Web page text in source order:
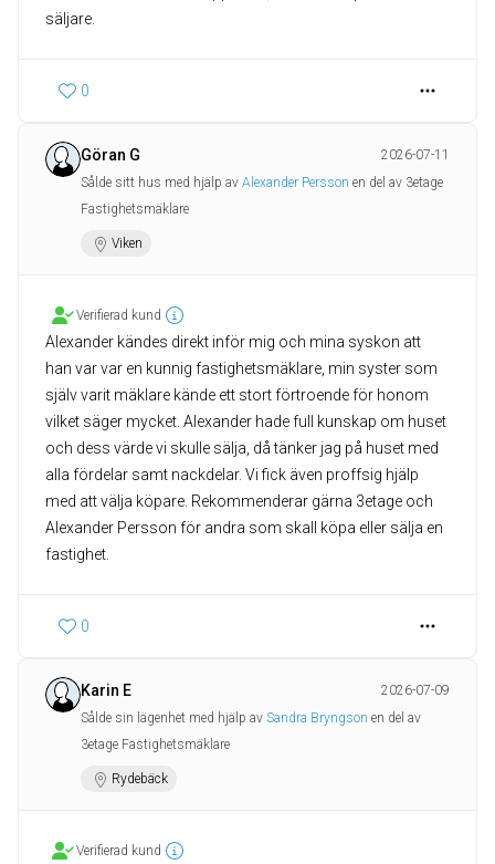
säljare.
0
Göran G
2026-07-11
Sålde sitt hus med hjälp av Alexander Persson en del av 3etage
Fastighetsmäklare
Viken
Verifierad kund
Alexander kändes direkt inför mig och mina syskon att
han var var en kunnig fastighetsmäklare, min syster som
själv varit mäklare kände ett stort förtroende för honom
vilket säger mycket. Alexander hade full kunskap om huset
och dess värde vi skulle sälja, då tänker jag på huset med
alla fördelar samt nackdelar. Vi fick även proffsig hjälp
med att välja köpare. Rekommenderar gärna 3etage och
Alexander Persson för andra som skall köpa eller sälja en
fastighet.
0
Karin E
2026-07-09
Sålde sin lägenhet med hjälp av Sandra Bryngson en del av
3etage Fastighetsmäklare
Rydebäck
Verifierad kund